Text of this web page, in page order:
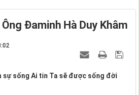
Đaminh Hà Duy Khâm
sự sống Ai tin Ta sẽ được sống đời